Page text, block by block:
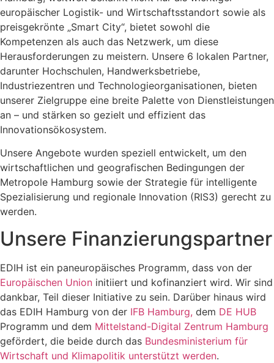
europäischer Logistik- und Wirtschaftsstandort sowie als
preisgekrönte „Smart City“, bietet sowohl die
Kompetenzen als auch das Netzwerk, um diese
Herausforderungen zu meistern. Unsere 6 lokalen Partner,
darunter Hochschulen, Handwerksbetriebe,
Industriezentren und Technologieorganisationen, bieten
unserer Zielgruppe eine breite Palette von Dienstleistungen
an – und stärken so gezielt und effizient das
Innovationsökosystem.
Unsere Angebote wurden speziell entwickelt, um den
wirtschaftlichen und geografischen Bedingungen der
Metropole Hamburg sowie der Strategie für intelligente
Spezialisierung und regionale Innovation (RIS3) gerecht zu
werden.
Unsere Finanzierungspartner
EDIH ist ein paneuropäisches Programm, dass von der
Europäischen Union initiiert und kofinanziert wird. Wir sind
dankbar, Teil dieser Initiative zu sein. Darüber hinaus wird
das EDIH Hamburg von der IFB Hamburg, dem DE HUB
Programm und dem Mittelstand-Digital Zentrum Hamburg
gefördert, die beide durch das Bundesministerium für
Wirtschaft und Klimapolitik unterstützt werden.